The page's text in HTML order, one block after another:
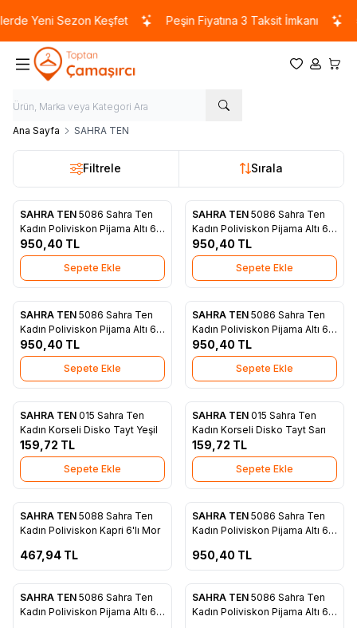
Yeni Sezon Keşfet Peşin Fiyatına 3 Taksit İmkanı
Favorilerim
Hesabım
Ana Sayfa SAHRA TEN
Filtrele Sırala
Favorilere Ekle
SAHRA TEN 5086 Sahra Ten
Kadın Poliviskon Pijama Altı 6'lı
Mavi
950,40 TL
Sepete Ekle
Favorilere Ekle
SAHRA TEN 5086 Sahra Ten
Kadın Poliviskon Pijama Altı 6'lı
Mor
950,40 TL
Sepete Ekle
Favorilere Ekle
SAHRA TEN 5086 Sahra Ten
Kadın Poliviskon Pijama Altı 6'lı
Pudra
950,40 TL
Sepete Ekle
Favorilere Ekle
SAHRA TEN 5086 Sahra Ten
Kadın Poliviskon Pijama Altı 6'lı
Beyaz
950,40 TL
Sepete Ekle
Favorilere Ekle
SAHRA TEN 015 Sahra Ten
Kadın Korseli Disko Tayt Yeşil
159,72 TL
Sepete Ekle
Favorilere Ekle
SAHRA TEN 015 Sahra Ten
Kadın Korseli Disko Tayt Sarı
159,72 TL
Sepete Ekle
Favorilere Ekle
SAHRA TEN 5088 Sahra Ten
Kadın Poliviskon Kapri 6'lı Mor
467,94 TL
Favorilere Ekle
Tükendi
SAHRA TEN 5086 Sahra Ten
Kadın Poliviskon Pijama Altı 6'lı
950,40 TL
Favorilere Ekle
SAHRA TEN 5086 Sahra Ten
Kadın Poliviskon Pijama Altı 6'lı
Favorilere Ekle
Tükendi
SAHRA TEN 5086 Sahra Ten
Kadın Poliviskon Pijama Altı 6'lı